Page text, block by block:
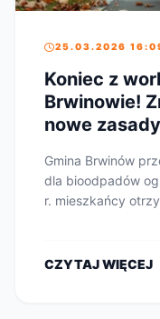
25.03.2026
Koniec z
Brwinowie!
nowe
Gmina Brwinów
dla bioodpadów
r. mieszkańcy
CZYTAJ WIĘCEJ